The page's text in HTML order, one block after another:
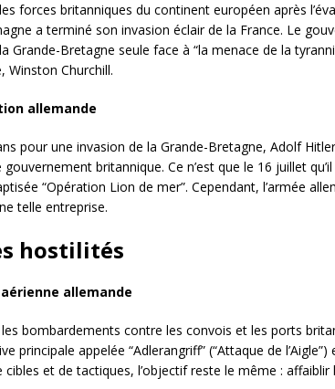
forces britanniques du continent européen après
a terminé son invasion éclair de la France. Le
Grande-Bretagne seule face à “la menace de la
Winston Churchill.
allemande
pour une invasion de la Grande-Bretagne, Adolf
britannique. Ce n’est que le 16 juillet
“Opération Lion de mer”. Cependant, l’armée
telle entreprise.
hostilités
aérienne allemande
bombardements contre les convois et les ports
principale appelée “Adlerangriff” (“Attaque de
cibles et de tactiques, l’objectif reste le même :